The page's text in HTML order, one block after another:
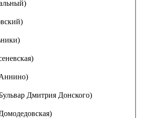
Дмитрия Донского)